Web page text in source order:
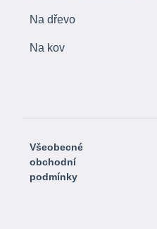
Na dřevo
Na kov
Všeobecné
obchodní
podmínky